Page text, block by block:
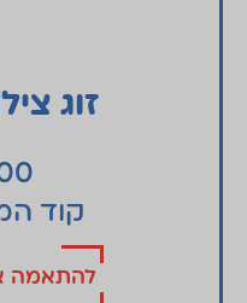
זוג
קוד
להתאמה